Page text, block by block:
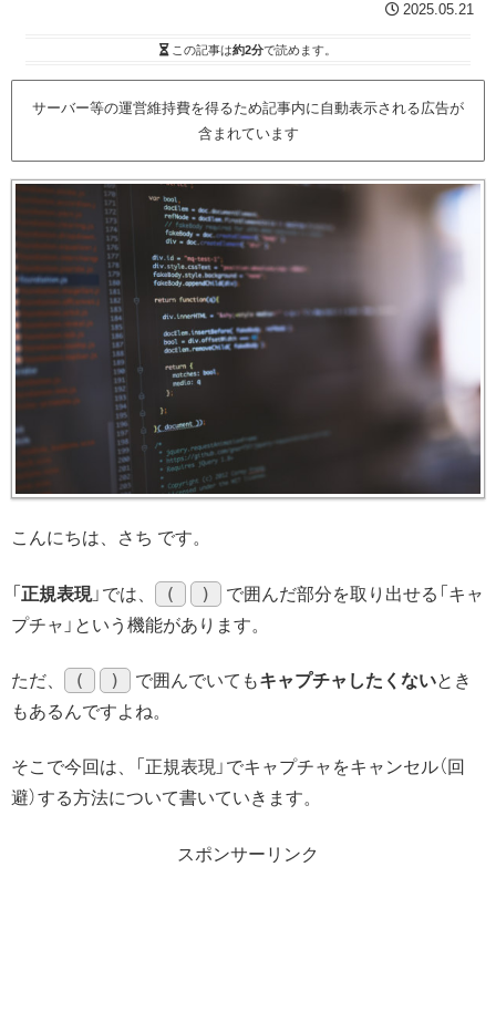
2025.05.21
この記事は約2分で読めます。
サーバー等の運営維持費を得るため記事内に自動表示される広告が
含まれています
こんにちは、さち です。
「 正規表現」では、 ( )
で囲んだ部分を取り出せる「キャ
プチャ」という機能があります。
ただ、 ( ) で囲んでいてもキャプチャしたくないとき
もあるんですよね。
そこで今回は、「正規表現」でキャプチャをキャンセル（回
避）する方法について書いていきます。
スポンサーリンク